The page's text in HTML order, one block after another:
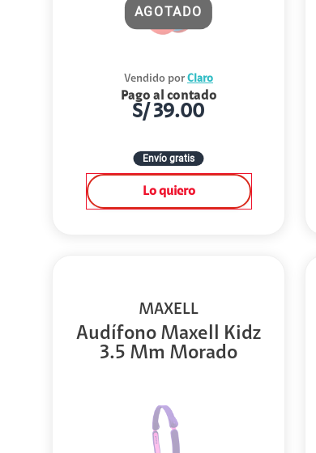
AGOTADO
Vendido por Claro
Pago al contado
S/ 39.00
Envío gratis
Lo quiero
MAXELL
Audífono Maxell Kidz
3.5 Mm Morado